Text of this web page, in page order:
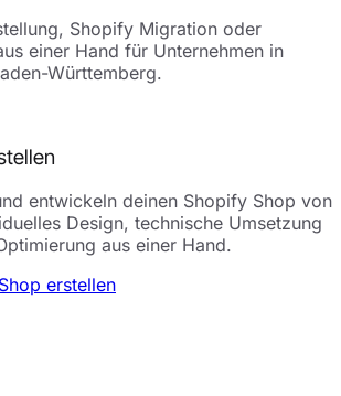
Shopify Migration oder
einer Hand für Unternehmen in
Württemberg.
entwickeln deinen Shopify Shop von
Design, technische Umsetzung
aus einer Hand.
erstellen